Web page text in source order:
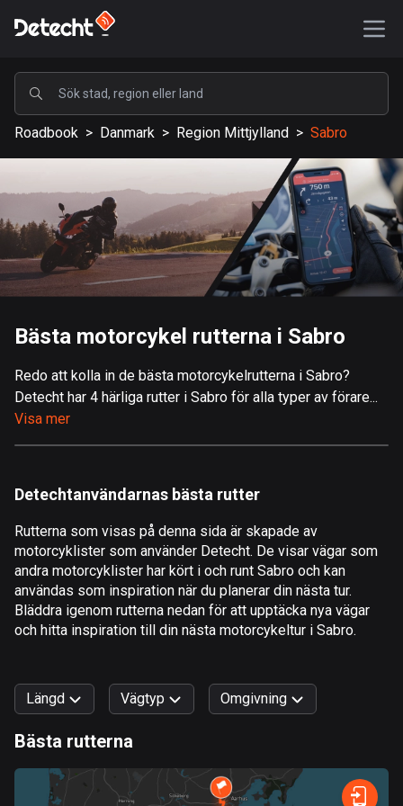
POPULÄRA
USA
586857 rutter
Sverige
203023 rutter
Storbritannien
115092 rutter
9 rutter
517 rutter
Albanien
Algeriet
175 rutter
Amerikanska Jungfruöarna
1 rutt
61 rutter
Angola
1 rutt
Antigua och Barbuda
Roadbook > Danmark > Region Mittjylland > Sabro
Bästa motorcykel rutterna i Sabro
Redo att kolla in de bästa motorcykelrutterna i Sabro?
Detecht har 4 härliga rutter i Sabro för alla typer av förare...
Visa mer
Detechtanvändarnas bästa rutter
Rutterna som visas på denna sida är skapade av
motorcyklister som använder Detecht. De visar vägar som
andra motorcyklister har kört i och runt Sabro och kan
användas som inspiration när du planerar din nästa tur.
Bläddra igenom rutterna nedan för att upptäcka nya vägar
och hitta inspiration till din nästa motorcykeltur i Sabro.
Längd Vägtyp
Snabb Terräng Kurvig
Omgivning
Skog Berg Vatten Fält Stad
Bästa rutterna